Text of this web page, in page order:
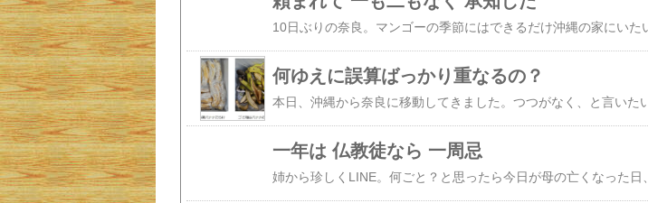
何ゆえに誤算ばっかり重なるの？
一年は 仏教徒なら 一周忌